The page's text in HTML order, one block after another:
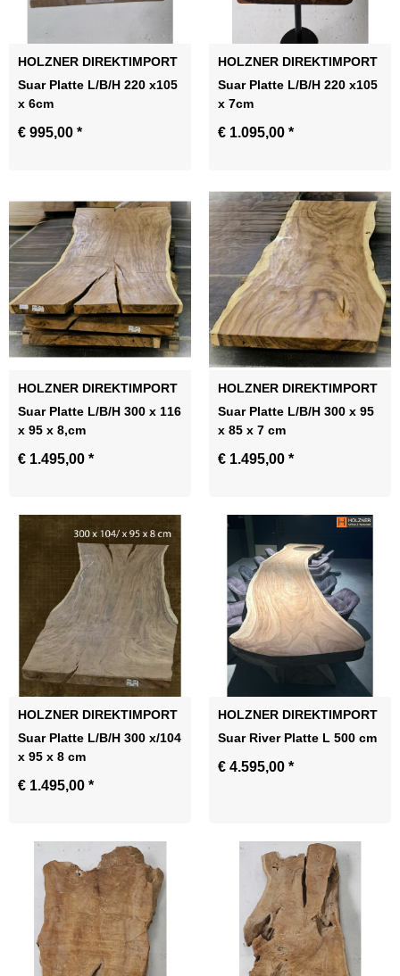
HOLZNER DIREKTIMPORT
Suar Platte L/B/H 220 x105
x 6cm
€ 995,00 *
HOLZNER DIREKTIMPORT
Suar Platte L/B/H 220 x105
x 7cm
€ 1.095,00 *
HOLZNER DIREKTIMPORT
Suar Platte L/B/H 300 x 116
x 95 x 8,cm
€ 1.495,00 *
Zum Artikel
HOLZNER DIREKTIMPORT
Suar Platte L/B/H 300 x 95
x 85 x 7 cm
€ 1.495,00 *
HOLZNER DIREKTIMPORT
Suar Platte L/B/H 300 x/104
x 95 x 8 cm
€ 1.495,00 *
HOLZNER DIREKTIMPORT
Suar River Platte L 500 cm
€ 4.595,00 *